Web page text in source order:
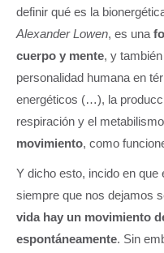
definir qué es la
Alexander Lowen, es una
cuerpo y mente, y
personalidad humana en
energéticos (…), la
respiración y el
movimiento, como
Y dicho esto, incido en
siempre que nos dejamos
vida hay un movimiento
espontáneamente. Sin